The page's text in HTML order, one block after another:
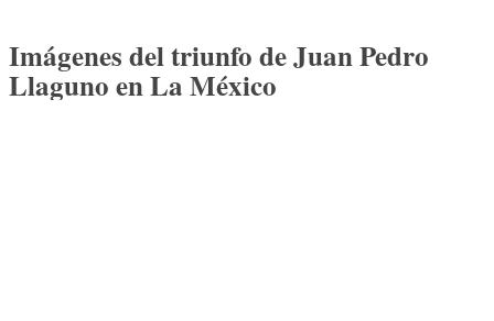
Imágenes del triunfo de Juan Pedro
Llaguno en La México